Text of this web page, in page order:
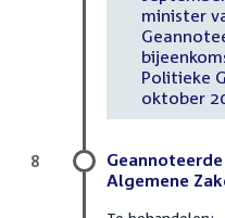
minister
Politieke
oktober
Algemene
8